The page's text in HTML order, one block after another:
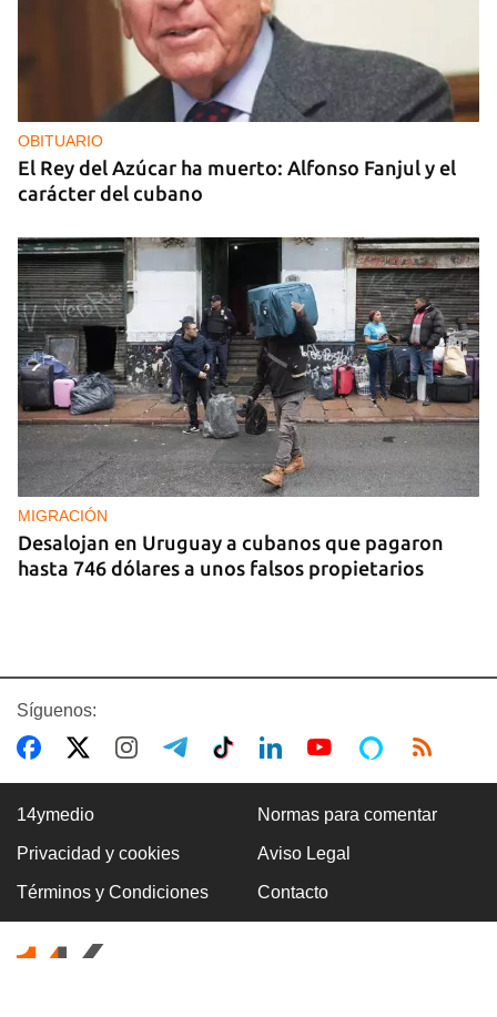
OBITUARIO
El Rey del Azúcar ha muerto: Alfonso Fanjul y el
carácter del cubano
MIGRACIÓN
Desalojan en Uruguay a cubanos que pagaron
hasta 746 dólares a unos falsos propietarios
COLOMBIA
Desactivan autobús bomba en carretera cercana
a Cali, donde será investido De la Espriella
Síguenos:
14ymedio Normas para comentar
Privacidad y cookies Aviso Legal
Términos y Condiciones Contacto